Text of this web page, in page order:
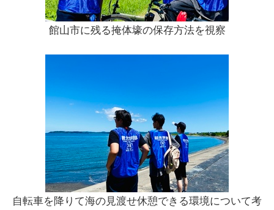
館山市に残る掩体壕の保存方法を視察
自転車を降りて海の見渡せ休憩できる環境について考